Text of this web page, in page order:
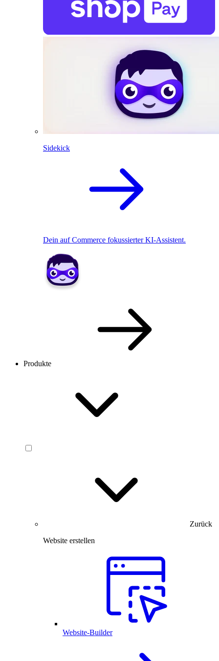
Sidekick
Dein auf Commerce fokussierter KI-Assistent.
Produkte
Zurück
Website erstellen
Website-Builder